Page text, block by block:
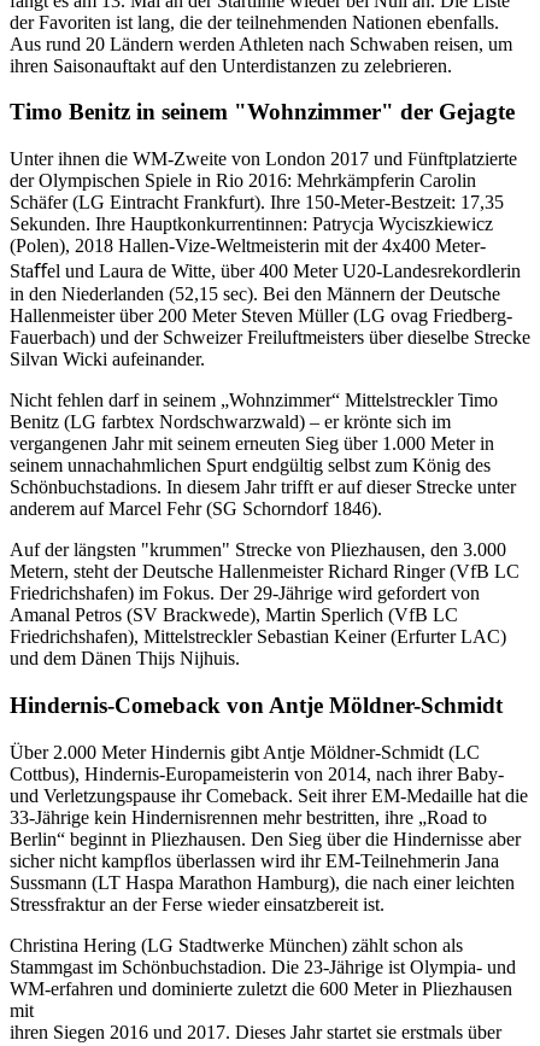
der Favoriten ist lang, die der teilnehmenden Nationen ebenfalls.
Aus rund 20 Ländern werden Athleten nach Schwaben reisen, um
ihren Saisonauftakt auf den Unterdistanzen zu zelebrieren.
Timo Benitz in seinem "Wohnzimmer" der Gejagte
Unter ihnen die WM-Zweite von London 2017 und Fünftplatzierte
der Olympischen Spiele in Rio 2016: Mehrkämpferin Carolin
Schäfer (LG Eintracht Frankfurt). Ihre 150-Meter-Bestzeit: 17,35
Sekunden. Ihre Hauptkonkurrentinnen: Patrycja Wyciszkiewicz
(Polen), 2018 Hallen-Vize-Weltmeisterin mit der 4x400 Meter-
Staﬀel und Laura de Witte, über 400 Meter U20-Landesrekordlerin
in den Niederlanden (52,15 sec). Bei den Männern der Deutsche
Hallenmeister über 200 Meter Steven Müller (LG ovag Friedberg-
Fauerbach) und der Schweizer Freiluftmeisters über dieselbe Strecke
Silvan Wicki aufeinander.
Nicht fehlen darf in seinem „Wohnzimmer“ Mittelstreckler Timo
Benitz (LG farbtex Nordschwarzwald) – er krönte sich im
vergangenen Jahr mit seinem erneuten Sieg über 1.000 Meter in
seinem unnachahmlichen Spurt endgültig selbst zum König des
Schönbuchstadions. In diesem Jahr trifft er auf dieser Strecke unter
anderem auf Marcel Fehr (SG Schorndorf 1846).
Auf der längsten "krummen" Strecke von Pliezhausen, den 3.000
Metern, steht der Deutsche Hallenmeister Richard Ringer (VfB LC
Friedrichshafen) im Fokus. Der 29-Jährige wird gefordert von
Amanal Petros (SV Brackwede), Martin Sperlich (VfB LC
Friedrichshafen), Mittelstreckler Sebastian Keiner (Erfurter LAC)
und dem Dänen Thijs Nijhuis.
Hindernis-Comeback von Antje Möldner-Schmidt
Über 2.000 Meter Hindernis gibt Antje Möldner-Schmidt (LC
Cottbus), Hindernis-Europameisterin von 2014, nach ihrer Baby-
und Verletzungspause ihr Comeback. Seit ihrer EM-Medaille hat die
33-Jährige kein Hindernisrennen mehr bestritten, ihre „Road to
Berlin“ beginnt in Pliezhausen. Den Sieg über die Hindernisse aber
sicher nicht kampﬂos überlassen wird ihr EM-Teilnehmerin Jana
Sussmann (LT Haspa Marathon Hamburg), die nach einer leichten
Stressfraktur an der Ferse wieder einsatzbereit ist.
Christina Hering (LG Stadtwerke München) zählt schon als
Stammgast im Schönbuchstadion. Die 23-Jährige ist Olympia- und
WM-erfahren und dominierte zuletzt die 600 Meter in Pliezhausen
mit
ihren Siegen 2016 und 2017. Dieses Jahr startet sie erstmals über